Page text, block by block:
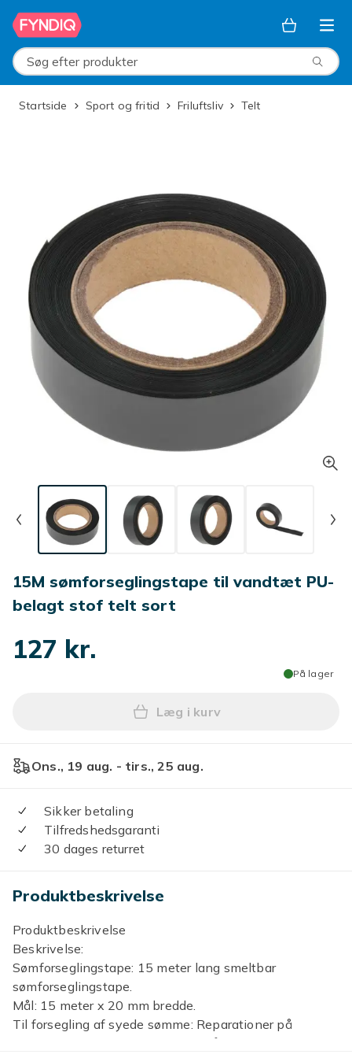
Spring til hovedindhold
Søg efter produkter
Startside Sport og fritid Friluftsliv Telt
15M sømforseglingstape til vandtæt PU-
belagt stof telt sort
127 kr.
På lager
Læg 15M
Læg i kurv
Ons., 19 aug. - tirs., 25 aug.
Sikker betaling
Tilfredshedsgaranti
30 dages returret
Produktbeskrivelse
Produktbeskrivelse
Beskrivelse:
Sømforseglingstape: 15 meter lang smeltbar
sømforseglingstape.
Mål: 15 meter x 20 mm bredde.
Til forsegling af syede sømme: Reparationer på
polyurethan (PU) belagt vandtæt åndbart væv: